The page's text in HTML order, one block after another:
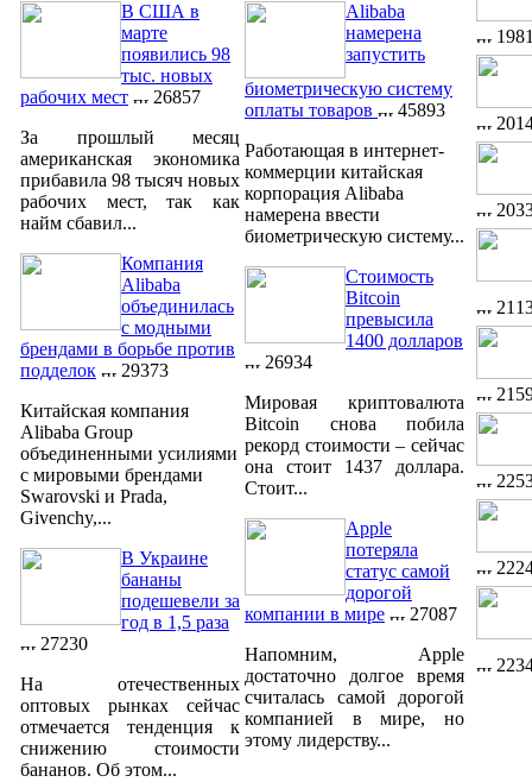
В США в
марте
появились 98
тыс. новых
рабочих мест
26857
За прошлый месяц
американская экономика
прибавила 98 тысяч новых
рабочих мест, так как
найм сбавил...
Компания
Alibaba
объединилась
с модными
брендами в борьбе против
подделок
29373
Китайская компания
Alibaba Group
объединенными усилиями
с мировыми брендами
Swarovski и Prada,
Givenchy,...
В Украине
бананы
подешевели за
год в 1,5 раза
27230
На отечественных
оптовых рынках сейчас
отмечается тенденция к
снижению стоимости
бананов. Об этом...
Alibaba
намерена
запустить
биометрическую систему
оплаты товаров
45893
Работающая в интернет-
коммерции китайская
корпорация Alibaba
намерена ввести
биометрическую систему...
Стоимость
Bitcoin
превысила
1400 долларов
26934
Мировая криптовалюта
Bitcoin снова побила
рекорд стоимости – сейчас
она стоит 1437 доллара.
Стоит...
Apple
потеряла
статус самой
дорогой
компании в мире
27087
Напомним, Apple
достаточно долгое время
считалась самой дорогой
компанией в мире, но
этому лидерству...